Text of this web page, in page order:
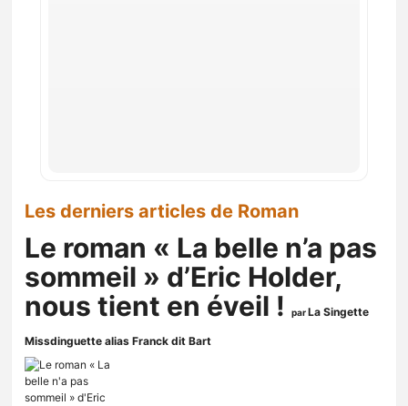
Les derniers articles de Roman
Le roman « La belle n’a pas
sommeil » d’Eric Holder,
nous tient en éveil !
parLa Singette
Missdinguette alias Franck dit Bart